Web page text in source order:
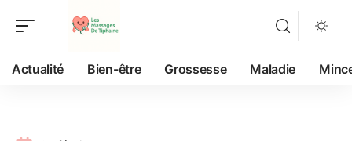
Actualité Bien-être Grossesse Maladie